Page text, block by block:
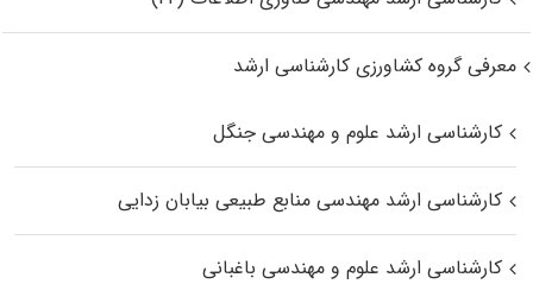
معرفی گروه کشاورزی کارشناسی ارشد
کارشناسی ارشد علوم و مهندسی جنگل
کارشناسی ارشد مهندسی منابع طبیعی بیابان زدایی
کارشناسی ارشد علوم و مهندسی باغبانی